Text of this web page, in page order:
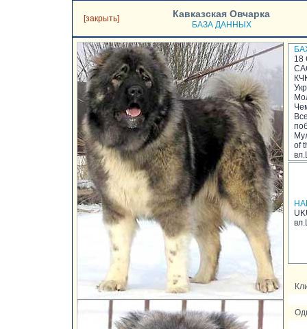
[закрыть] Кавказская Овчарка
БАЗА ДАННЫХ
18
of